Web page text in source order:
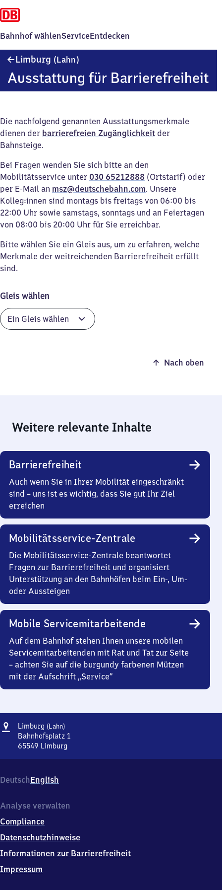
Bahnhof wählenServiceEntdecken
Limburg (Lahn)
Ausstattung für Barrierefreiheit
Die nachfolgend genannten Ausstattungsmerkmale
dienen der barrierefreien Zugänglichkeit der
Bahnsteige.
Bei Fragen wenden Sie sich bitte an den
Mobilitätsservice unter 030 65212888 (Ortstarif) oder
per E-Mail an msz@deutschebahn.com. Unsere
Kolleg:innen sind montags bis freitags von 06:00 bis
22:00 Uhr sowie samstags, sonntags und an Feiertagen
von 08:00 bis 20:00 Uhr für Sie erreichbar.
Bitte wählen Sie ein Gleis aus, um zu erfahren, welche
Merkmale der weitreichenden Barrierefreiheit erfüllt
sind.
Gleis wählen
Nach oben
Weitere relevante Inhalte
Barrierefreiheit
Auch wenn Sie in Ihrer Mobilität eingeschränkt
sind – uns ist es wichtig, dass Sie gut Ihr Ziel
erreichen
Mobilitätsservice-Zentrale
Die Mobilitätsservice-Zentrale beantwortet
Fragen zur Barrierefreiheit und organisiert
Unterstützung an den Bahnhöfen beim Ein-, Um-
oder Aussteigen
Mobile Servicemitarbeitende
Auf dem Bahnhof stehen Ihnen unsere mobilen
Servicemitarbeitenden mit Rat und Tat zur Seite
– achten Sie auf die burgundy farbenen Mützen
mit der Aufschrift „Service“
Adresse
Limburg (Lahn)Limburg
(Lahn)
Bahnhofsplatz 1
65549 Limburg
Bahnhofsplatz
1,
5
4
9
DeutschEnglish
Analyse verwalten
Compliance
Datenschutzhinweise
Informationen zur Barrierefreiheit
Impressum